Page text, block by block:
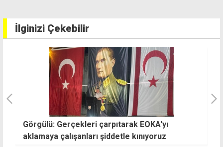
İlginizi Çekebilir
Görgülü: Gerçekleri çarpıtarak EOKA'yı
aklamaya çalışanları şiddetle kınıyoruz